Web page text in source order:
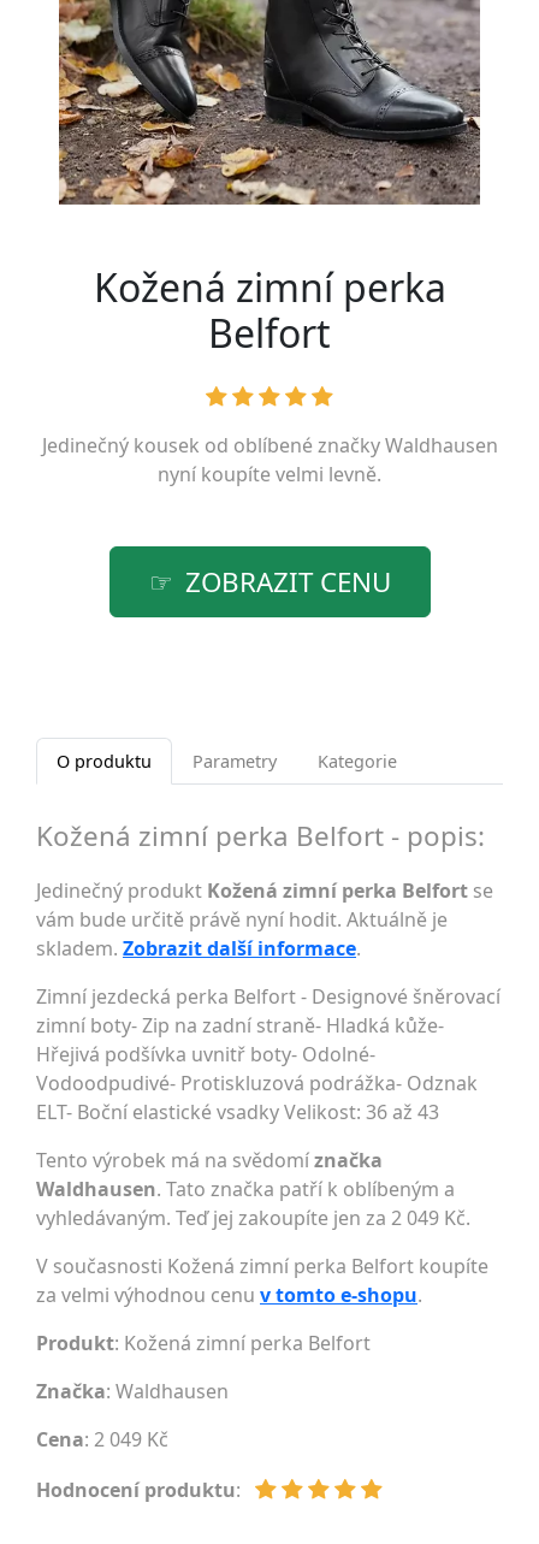
Kožená zimní perka
Belfort
Jedinečný kousek od oblíbené značkyWaldhausen
nyní koupíte velmi levně.
ZOBRAZIT CENU
O produktu Parametry Kategorie
Kožená zimní perka Belfort - popis:
Jedinečný produkt Kožená zimní perka Belfort se
vám bude určitě právě nyní hodit. Aktuálně je
skladem. Zobrazit další informace.
Zimní jezdecká perka Belfort - Designové šněrovací
zimní boty- Zip na zadní straně- Hladká kůže-
Hřejivá podšívka uvnitř boty- Odolné-
Vodoodpudivé- Protiskluzová podrážka- Odznak
ELT- Boční elastické vsadky Velikost: 36 až 43
Tento výrobek má na svědomíznačka
Waldhausen. Tato značka patří k oblíbeným a
vyhledávaným. Teď jej zakoupíte jen za 2 049 Kč.
V současnosti Kožená zimní perka Belfort koupíte
za velmi výhodnou cenu v tomto e-shopu.
Produkt: Kožená zimní perka Belfort
Značka: Waldhausen
Cena: 2 049 Kč
Hodnocení produktu: